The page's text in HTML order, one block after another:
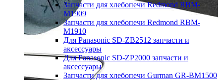
Запчасти для хлебопечи Redmond RBM-
M1909
Запчасти для хлебопечи Redmond RBM-
M1910
Для Panasonic SD-ZB2512 запчасти и
аксессуары
Для Panasonic SD-ZP2000 запчасти и
аксессуары
Запчасти для хлебопечи Gurman GR-BM1500